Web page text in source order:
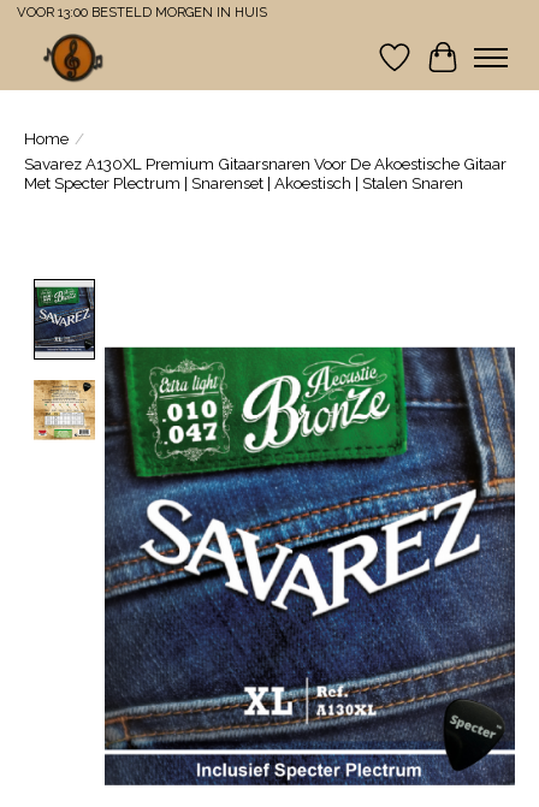
VOOR 13:00 BESTELD MORGEN IN HUIS
Verlanglijst
Home /
Savarez A130XL Premium Gitaarsnaren Voor De Akoestische Gitaar
Met Specter Plectrum | Snarenset | Akoestisch | Stalen Snaren